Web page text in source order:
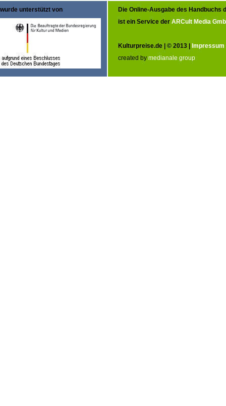
wurde unterstützt von
Die Online-Ausgabe des Handbuchs
ist ein Service der ARCult Media
Kulturpreise.de | © 2013 | Impressum
created by medianale group